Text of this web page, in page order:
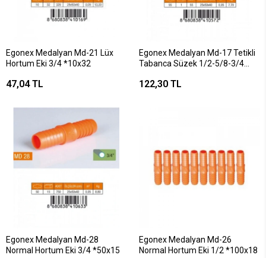
Egonex Medalyan Md-21 Lüx
Hortum Eki 3/4 *10x32
47,04 TL
Egonex Medalyan Md-17 Tetikli
Tabanca Süzek 1/2-5/8-3/4
122,30 TL
Egonex Medalyan Md-28
Normal Hortum Eki 3/4 *50x15
Egonex Medalyan Md-26
Normal Hortum Eki 1/2 *100x18